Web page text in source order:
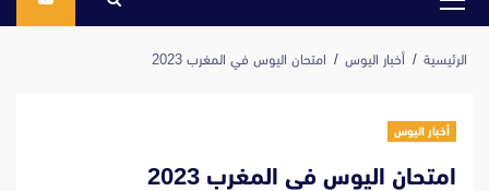
القائمة
الرئيسية أخبار اليوس امتحان اليوس في المغرب 2023
أخبار اليوس
امتحان اليوس في المغرب 2023